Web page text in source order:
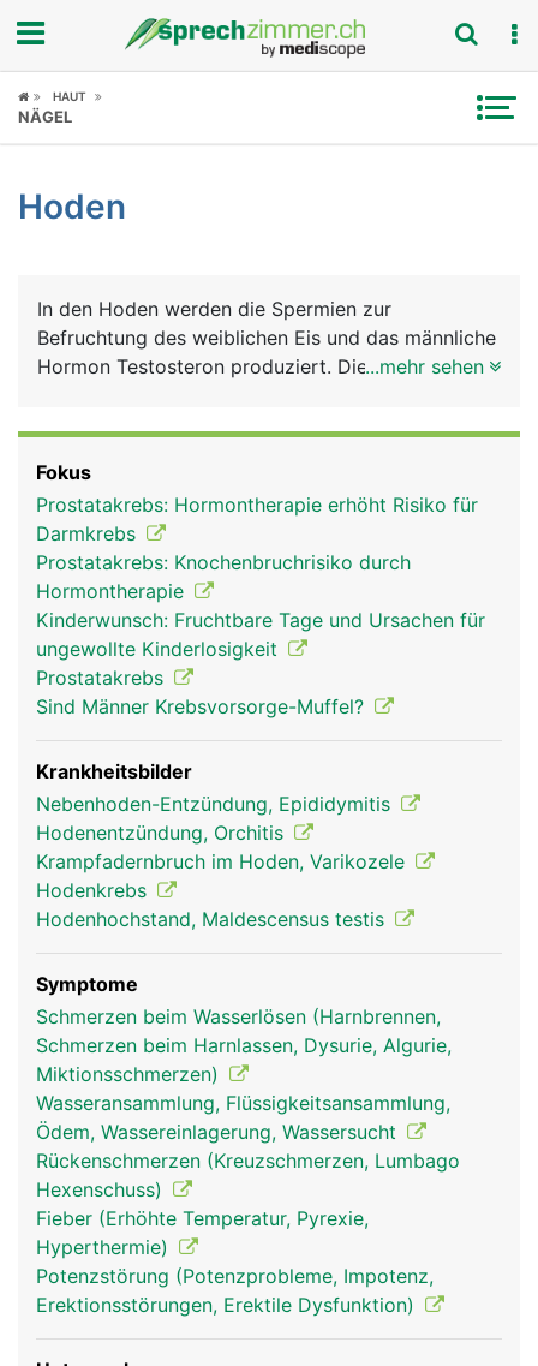
Fokus
Symptome
News
Rubriken
HAUT
NÄGEL
Hoden
In den Hoden werden die Spermien zur
Befruchtung des weiblichen Eis und das männliche
Hormon Testosteron produziert. Die Hoden liegen
...mehr sehen
Fokus
Prostatakrebs: Hormontherapie erhöht Risiko für
Darmkrebs
Prostatakrebs: Knochenbruchrisiko durch
Hormontherapie
Kinderwunsch: Fruchtbare Tage und Ursachen für
ungewollte Kinderlosigkeit
Prostatakrebs
Sind Männer Krebsvorsorge-Muffel?
Krankheitsbilder
Nebenhoden-Entzündung, Epididymitis
Hodenentzündung, Orchitis
Krampfadernbruch im Hoden, Varikozele
Hodenkrebs
Hodenhochstand, Maldescensus testis
Symptome
Schmerzen beim Wasserlösen (Harnbrennen,
Schmerzen beim Harnlassen, Dysurie, Algurie,
Miktionsschmerzen)
Wasseransammlung, Flüssigkeitsansammlung,
Ödem, Wassereinlagerung, Wassersucht
Rückenschmerzen (Kreuzschmerzen, Lumbago
Hexenschuss)
Fieber (Erhöhte Temperatur, Pyrexie,
Hyperthermie)
Potenzstörung (Potenzprobleme, Impotenz,
Erektionsstörungen, Erektile Dysfunktion)